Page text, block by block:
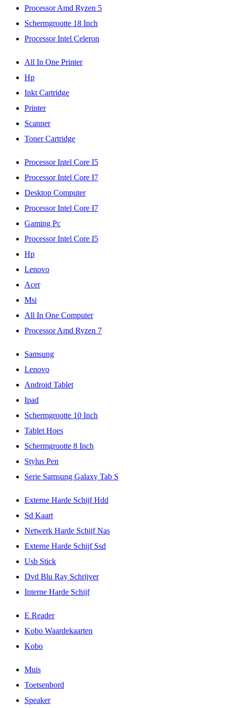
Processor Amd Ryzen 5
Schermgrootte 18 Inch
Processor Intel Celeron
All In One Printer
Hp
Inkt Cartridge
Printer
Scanner
Toner Cartridge
Processor Intel Core I5
Processor Intel Core I7
Desktop Computer
Processor Intel Core I7
Gaming Pc
Processor Intel Core I5
Hp
Lenovo
Acer
Msi
All In One Computer
Processor Amd Ryzen 7
Samsung
Lenovo
Android Tablet
Ipad
Schermgrootte 10 Inch
Tablet Hoes
Schermgrootte 8 Inch
Stylus Pen
Serie Samsung Galaxy Tab S
Externe Harde Schijf Hdd
Sd Kaart
Netwerk Harde Schijf Nas
Externe Harde Schijf Ssd
Usb Stick
Dvd Blu Ray Schrijver
Interne Harde Schijf
E Reader
Kobo Waardekaarten
Kobo
Muis
Toetsenbord
Speaker